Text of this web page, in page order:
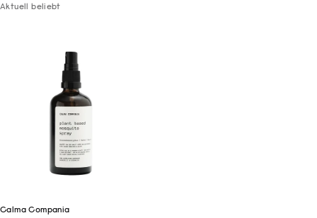
Aktuell beliebt
Calma Compania